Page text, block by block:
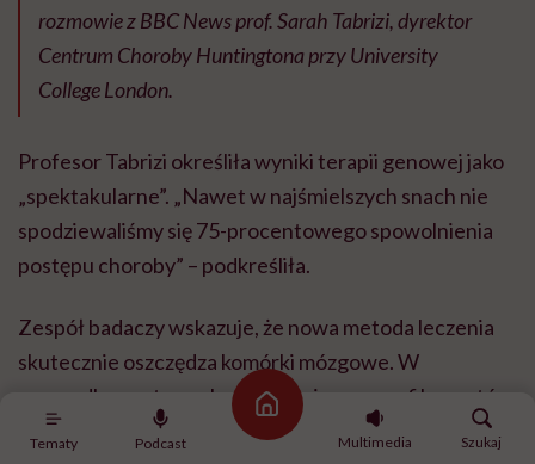
Tematy Podcast
Strona główna
Multimedia
Szukaj
rozmowie z BBC News prof. Sarah Tabrizi, dyrektor
Centrum Choroby Huntingtona przy University
College London.
Profesor Tabrizi określiła wyniki terapii genowej jako
„spektakularne”. „Nawet w najśmielszych snach nie
spodziewaliśmy się 75-procentowego spowolnienia
postępu choroby” – podkreśliła.
Zespół badaczy wskazuje, że nowa metoda leczenia
skutecznie oszczędza komórki mózgowe. W
przypadku postępu choroby poziom neurofilamentów
w płynie mózgowo-rdzeniowym u pacjentów